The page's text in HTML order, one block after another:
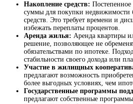
Накопление средств: Постепенное
суммы для покупки недвижимости
средств. Это требует времени и
избежать переплаты процентов.
Аренда жилья: Аренда квартиры
решение, позволяющее не
обязательствами по ипотеке.
стабильности своего дохода или
Участие в жилищных
предлагают возможность
более выгодных условиях, чем
Государственные программы
предлагают собственные